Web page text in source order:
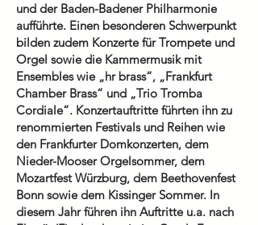
und der Baden-Badener Philharmonie
aufführte. Einen besonderen Schwerpunkt
bilden zudem Konzerte für Trompete und
Orgel sowie die Kammermusik mit
Ensembles wie „hr brass“, „Frankfurt
Chamber Brass“ und „Trio Tromba
Cordiale“. Konzertauftritte führten ihn zu
renommierten Festivals und Reihen wie
den Frankfurter Domkonzerten, dem
Nieder-Mooser Orgelsommer, dem
Mozartfest Würzburg, dem Beethovenfest
Bonn sowie dem Kissinger Sommer. In
diesem Jahr führen ihn Auftritte u.a. nach